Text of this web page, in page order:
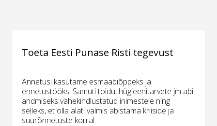
Toeta Eesti Punase Risti tegevust
Annetusi kasutame esmaabiõppeks ja
ennetustööks. Samuti toidu, hügieenitarvete jm abi
andmiseks vähekindlustatud inimestele ning
selleks, et olla alati valmis abistama kriiside ja
suurõnnetuste korral.